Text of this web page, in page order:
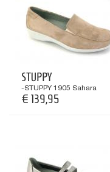
STUPPY
-STUPPY 1905 Sahara
€ 139,95